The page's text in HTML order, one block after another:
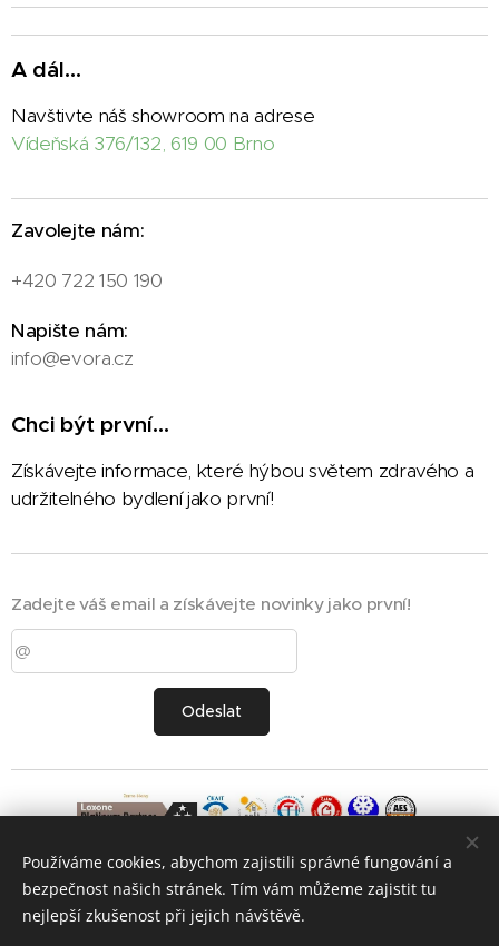
A dál...
Navštivte náš showroom na adrese
Vídeňská 376/132, 619 00 Brno
Zavolejte nám:
+420 722 150 190
Napište nám:
info@evora.cz
Chci být první...
Získávejte informace, které hýbou světem zdravého a
udržitelného bydlení jako první!
Zadejte váš email a získávejte novinky jako první!
Odeslat
Používáme cookies, abychom zajistili správné fungování a
bezpečnost našich stránek. Tím vám můžeme zajistit tu
nejlepší zkušenost při jejich návštěvě.